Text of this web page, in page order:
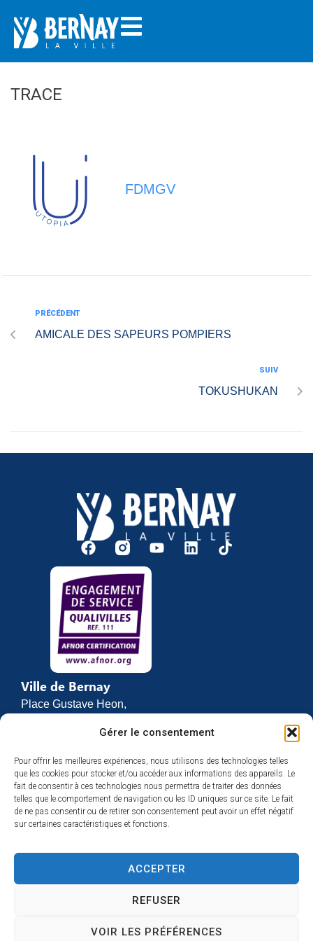
Gérer le consentement
Pour offrir les meilleures expériences, nous utilisons des technologies telles
que les cookies pour stocker et/ou accéder aux informations des appareils. Le
fait de consentir à ces technologies nous permettra de traiter des données
telles que le comportement de navigation ou les ID uniques sur ce site. Le fait
de ne pas consentir ou de retirer son consentement peut avoir un effet négatif
sur certaines caractéristiques et fonctions.
ACCEPTER
REFUSER
VOIR LES PRÉFÉRENCES
TRACE
FDMGV
PRÉCÉDENT
AMICALE DES SAPEURS POMPIERS
SUIV
TOKUSHUKAN
Ville de Bernay
Place Gustave Heon,
27307 BERNAY
02 32 46 63 00
Contact
Horaires d’ouverture
Du lundi au vendredi :
et de 13h30 à 17h